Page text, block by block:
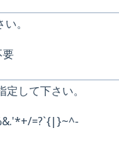
。
要
定して下さい。
=?`{|}~^-